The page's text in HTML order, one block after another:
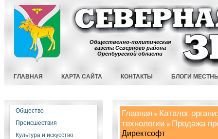
Общественно-политическая
газета Северного района
Оренбургской области
ГЛАВНАЯ КАРТА САЙТА КОНТАКТЫ БЛОГИ
Общество
Происшествия
Культура и искусство
Главная
Каталог
технологии
Продажа
Директсофт